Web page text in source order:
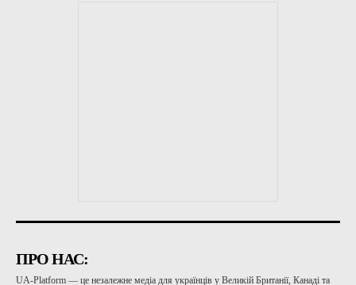
ПРО НАС:
UA-Platform — це незалежне медіа для українців у Великій Британії, Канаді та